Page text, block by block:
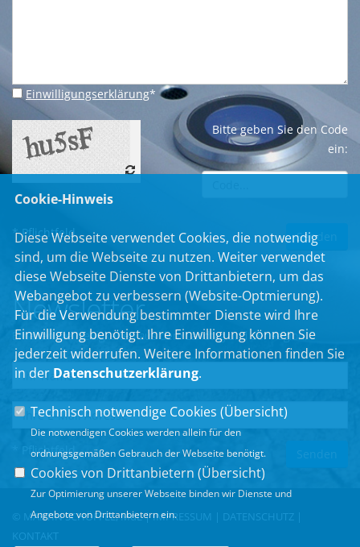
Einwilligungserklärung*
Bitte geben Sie den Code
ein:
* Pflichtfeld
Newsletter
Erhalten Sie Neuigkeiten aus dem Landtag und der Region.
* Pflichtfeld
© MARTIN SCHÖFFEL, MdL |IMPRESSUM DATENSCHUTZ
KONTAKT
Cookie-Hinweis
Diese Webseite verwendet Cookies, die notwendig
sind, um die Webseite zu nutzen. Weiter verwendet
diese Webseite Dienste von Drittanbietern, um das
Webangebot zu verbessern (Website-Optmierung).
Für die Verwendung bestimmter Dienste wird Ihre
Einwilligung benötigt. Ihre Einwilligung können Sie
jederzeit widerrufen. Weitere Informationen finden Sie
in der Datenschutzerklärung.
Technisch notwendige Cookies (Übersicht)
Die notwendigen Cookies werden allein für den
ordnungsgemäßen Gebrauch der Webseite benötigt.
Cookies von Drittanbietern (Übersicht)
Zur Optimierung unserer Webseite binden wir Dienste und
Angebote von Drittanbietern ein.